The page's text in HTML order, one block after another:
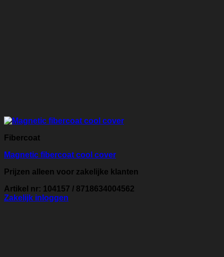
Fibercoat
Magnetic fibercoat cool cover
Prijzen alleen voor zakelijke klanten
Artikel nr: 104157 / 8718634004562
Zakelijk inloggen